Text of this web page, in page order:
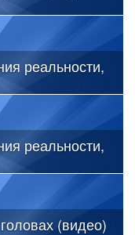
реальности,
реальности,
(видео)